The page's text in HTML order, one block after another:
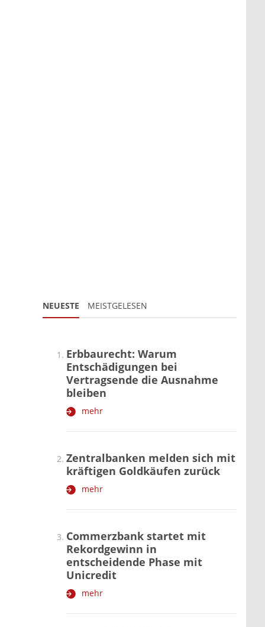
NEUESTE MEISTGELESEN
Erbbaurecht: Warum
Entschädigungen bei
Vertragsende die Ausnahme
bleiben
mehr
Zentralbanken melden sich mit
kräftigen Goldkäufen zurück
mehr
Commerzbank startet mit
Rekordgewinn in
entscheidende Phase mit
Unicredit
mehr